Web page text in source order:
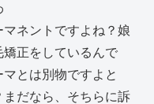
マネントですよね？娘
正をしているんで
とは別物ですよと
だなら、そちらに訴